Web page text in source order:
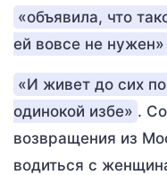
«объявила, что
ей вовсе не нужен»
«И живет до сих
одинокой избе» .
возвращения из
водиться с